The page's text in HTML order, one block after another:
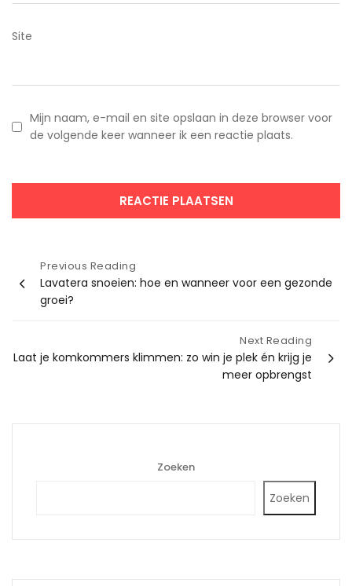
Site
Mijn naam, e-mail en site opslaan in deze browser voor
de volgende keer wanneer ik een reactie plaats.
Bericht
navigatie
Previous Reading
Lavatera snoeien: hoe en wanneer voor een gezonde
groei?
Next Reading
Laat je komkommers klimmen: zo win je plek én krijg je
meer opbrengst
Zoeken
Zoeken